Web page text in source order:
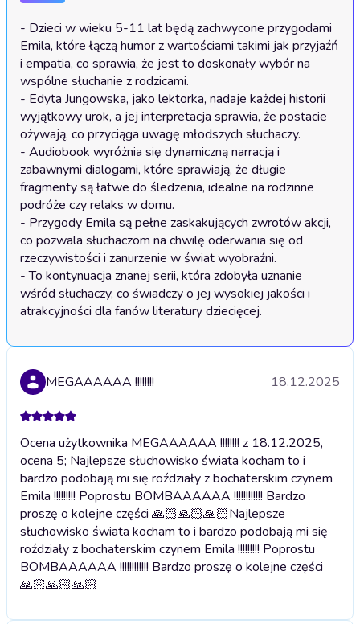
- Dzieci w wieku 5-11 lat będą zachwycone przygodami
Emila, które łączą humor z wartościami takimi jak przyjaźń
i empatia, co sprawia, że jest to doskonały wybór na
wspólne słuchanie z rodzicami.
- Edyta Jungowska, jako lektorka, nadaje każdej historii
wyjątkowy urok, a jej interpretacja sprawia, że postacie
ożywają, co przyciąga uwagę młodszych słuchaczy.
- Audiobook wyróżnia się dynamiczną narracją i
zabawnymi dialogami, które sprawiają, że długie
fragmenty są łatwe do śledzenia, idealne na rodzinne
podróże czy relaks w domu.
- Przygody Emila są pełne zaskakujących zwrotów akcji,
co pozwala słuchaczom na chwilę oderwania się od
rzeczywistości i zanurzenie w świat wyobraźni.
- To kontynuacja znanej serii, która zdobyła uznanie
wśród słuchaczy, co świadczy o jej wysokiej jakości i
atrakcyjności dla fanów literatury dziecięcej.
MEGAAAAAA !!!!!!!! 18.12.2025
Ocena użytkownika MEGAAAAAA !!!!!!!! z 18.12.2025,
ocena 5; Najlepsze słuchowisko świata kocham to i
bardzo podobają mi się roździały z bochaterskim czynem
Emila !!!!!!!!! Poprostu BOMBAAAAAA !!!!!!!!!!!! Bardzo
proszę o kolejne części 🙏🏻🙏🏻🙏🏻Najlepsze
słuchowisko świata kocham to i bardzo podobają mi się
roździały z bochaterskim czynem Emila !!!!!!!!! Poprostu
BOMBAAAAAA !!!!!!!!!!!! Bardzo proszę o kolejne części
🙏🏻🙏🏻🙏🏻